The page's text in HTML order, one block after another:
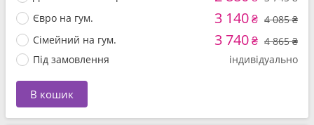
Євро на гум.
3 140₴ 4 085 ₴
Сімейний на гум.
3 740₴ 4 865 ₴
Під замовлення
індивідуально
В кошик